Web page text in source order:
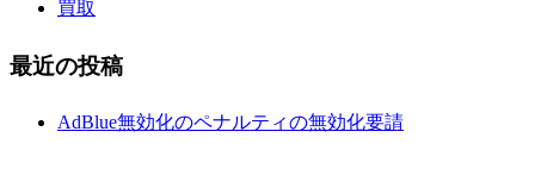
買取
最近の投稿
AdBlue無効化のペナルティの無効化要請